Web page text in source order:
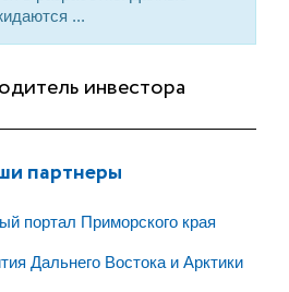
...
инвестора
партнеры
портал Приморского края
Дальнего Востока и Арктики